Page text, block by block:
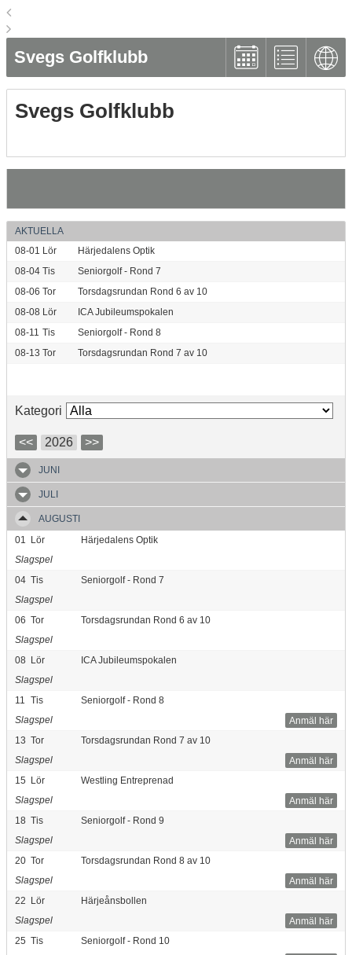
Svegs Golfklubb
Svegs Golfklubb
AKTUELLA
08-01 Lör
Härjedalens Optik
08-04 Tis
Seniorgolf - Rond 7
08-06 Tor
Torsdagsrundan Rond 6 av 10
08-08 Lör
ICA Jubileumspokalen
08-11 Tis
Seniorgolf - Rond 8
08-13 Tor Torsdagsrundan Rond 7 av 10
Kategori
<< 2026 >>
JUNI
JULI
AUGUSTI
01
Lör
Härjedalens Optik
Slagspel
04 Tis
Seniorgolf - Rond 7
Slagspel
06 Tor
Torsdagsrundan Rond 6 av 10
Slagspel
08 Lör
ICA Jubileumspokalen
Slagspel
11
Tis
Seniorgolf - Rond 8
Anmäl här
Slagspel
13 Tor
Torsdagsrundan Rond 7 av 10
Anmäl här
Slagspel
15 Lör
Westling Entreprenad
Anmäl här
Slagspel
18 Tis
Seniorgolf - Rond 9
Anmäl här
Slagspel
20 Tor
Torsdagsrundan Rond 8 av 10
Anmäl här
Slagspel
22 Lör
Härjeånsbollen
Anmäl här
Slagspel
25 Tis
Seniorgolf - Rond 10